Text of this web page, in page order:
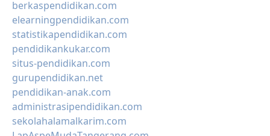
berkaspendidikan.com
elearningpendidikan.com
statistikapendidikan.com
pendidikankukar.com
situs-pendidikan.com
gurupendidikan.net
pendidikan-anak.com
administrasipendidikan.com
sekolahalamalkarim.com